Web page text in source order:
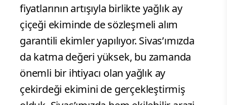
fiyatlarının artışıyla birlikte yağlık ay
çiçeği ekiminde de sözleşmeli alım
garantili ekimler yapılıyor. Sivas’ımızda
da katma değeri yüksek, bu zamanda
önemli bir ihtiyacı olan yağlık ay
çekirdeği ekimini de gerçekleştirmiş